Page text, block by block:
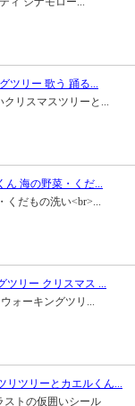
ツリー 歌う 踊る...
リスマスツリーと...
海の野菜・くだ...
だもの洗い<br>...
リー クリスマス ...
ォーキングツリ...
ツリーとカエルくん...
ストの仮囲いシール